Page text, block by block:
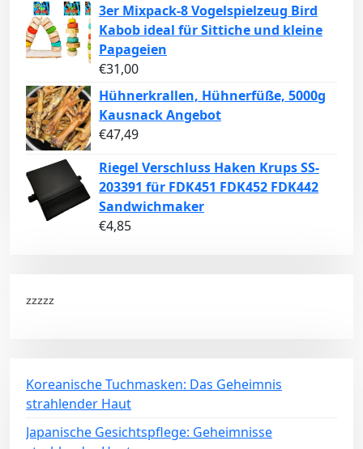
3er Mixpack-8 Vogelspielzeug Bird
Kabob ideal für Sittiche und kleine
Papageien
€31,00
Hühnerkrallen, Hühnerfüße, 5000g
Kausnack Angebot
€47,49
Riegel Verschluss Haken Krups SS-
203391 für FDK451 FDK452 FDK442
Sandwichmaker
€4,85
zzzzz
Koreanische Tuchmasken: Das Geheimnis
strahlender Haut
Japanische Gesichtspflege: Geheimnisse